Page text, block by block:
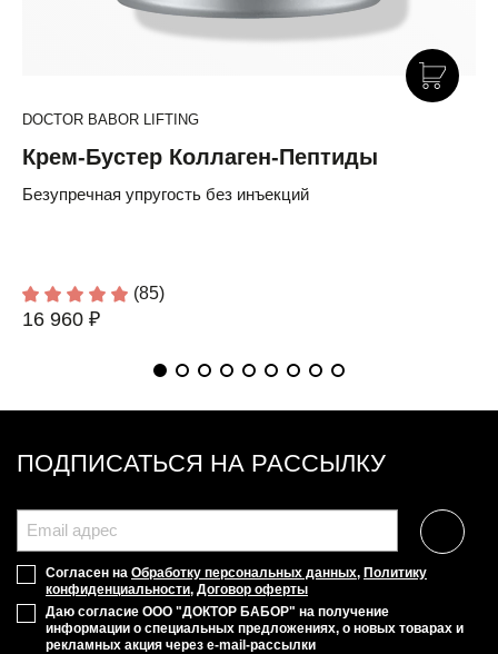
DOCTOR BABOR LIFTING
Крем-Бустер Коллаген-Пептиды
Безупречная упругость без инъекций
(85)
16 960 ₽
ПОДПИСАТЬСЯ НА РАССЫЛКУ
Согласен на Обработку персональных данных, Политику
конфиденциальности, Договор оферты
Даю согласие ООО "ДОКТОР БАБОР" на получение
информации о специальных предложениях, о новых товарах и
рекламных акция через e-mail-рассылки